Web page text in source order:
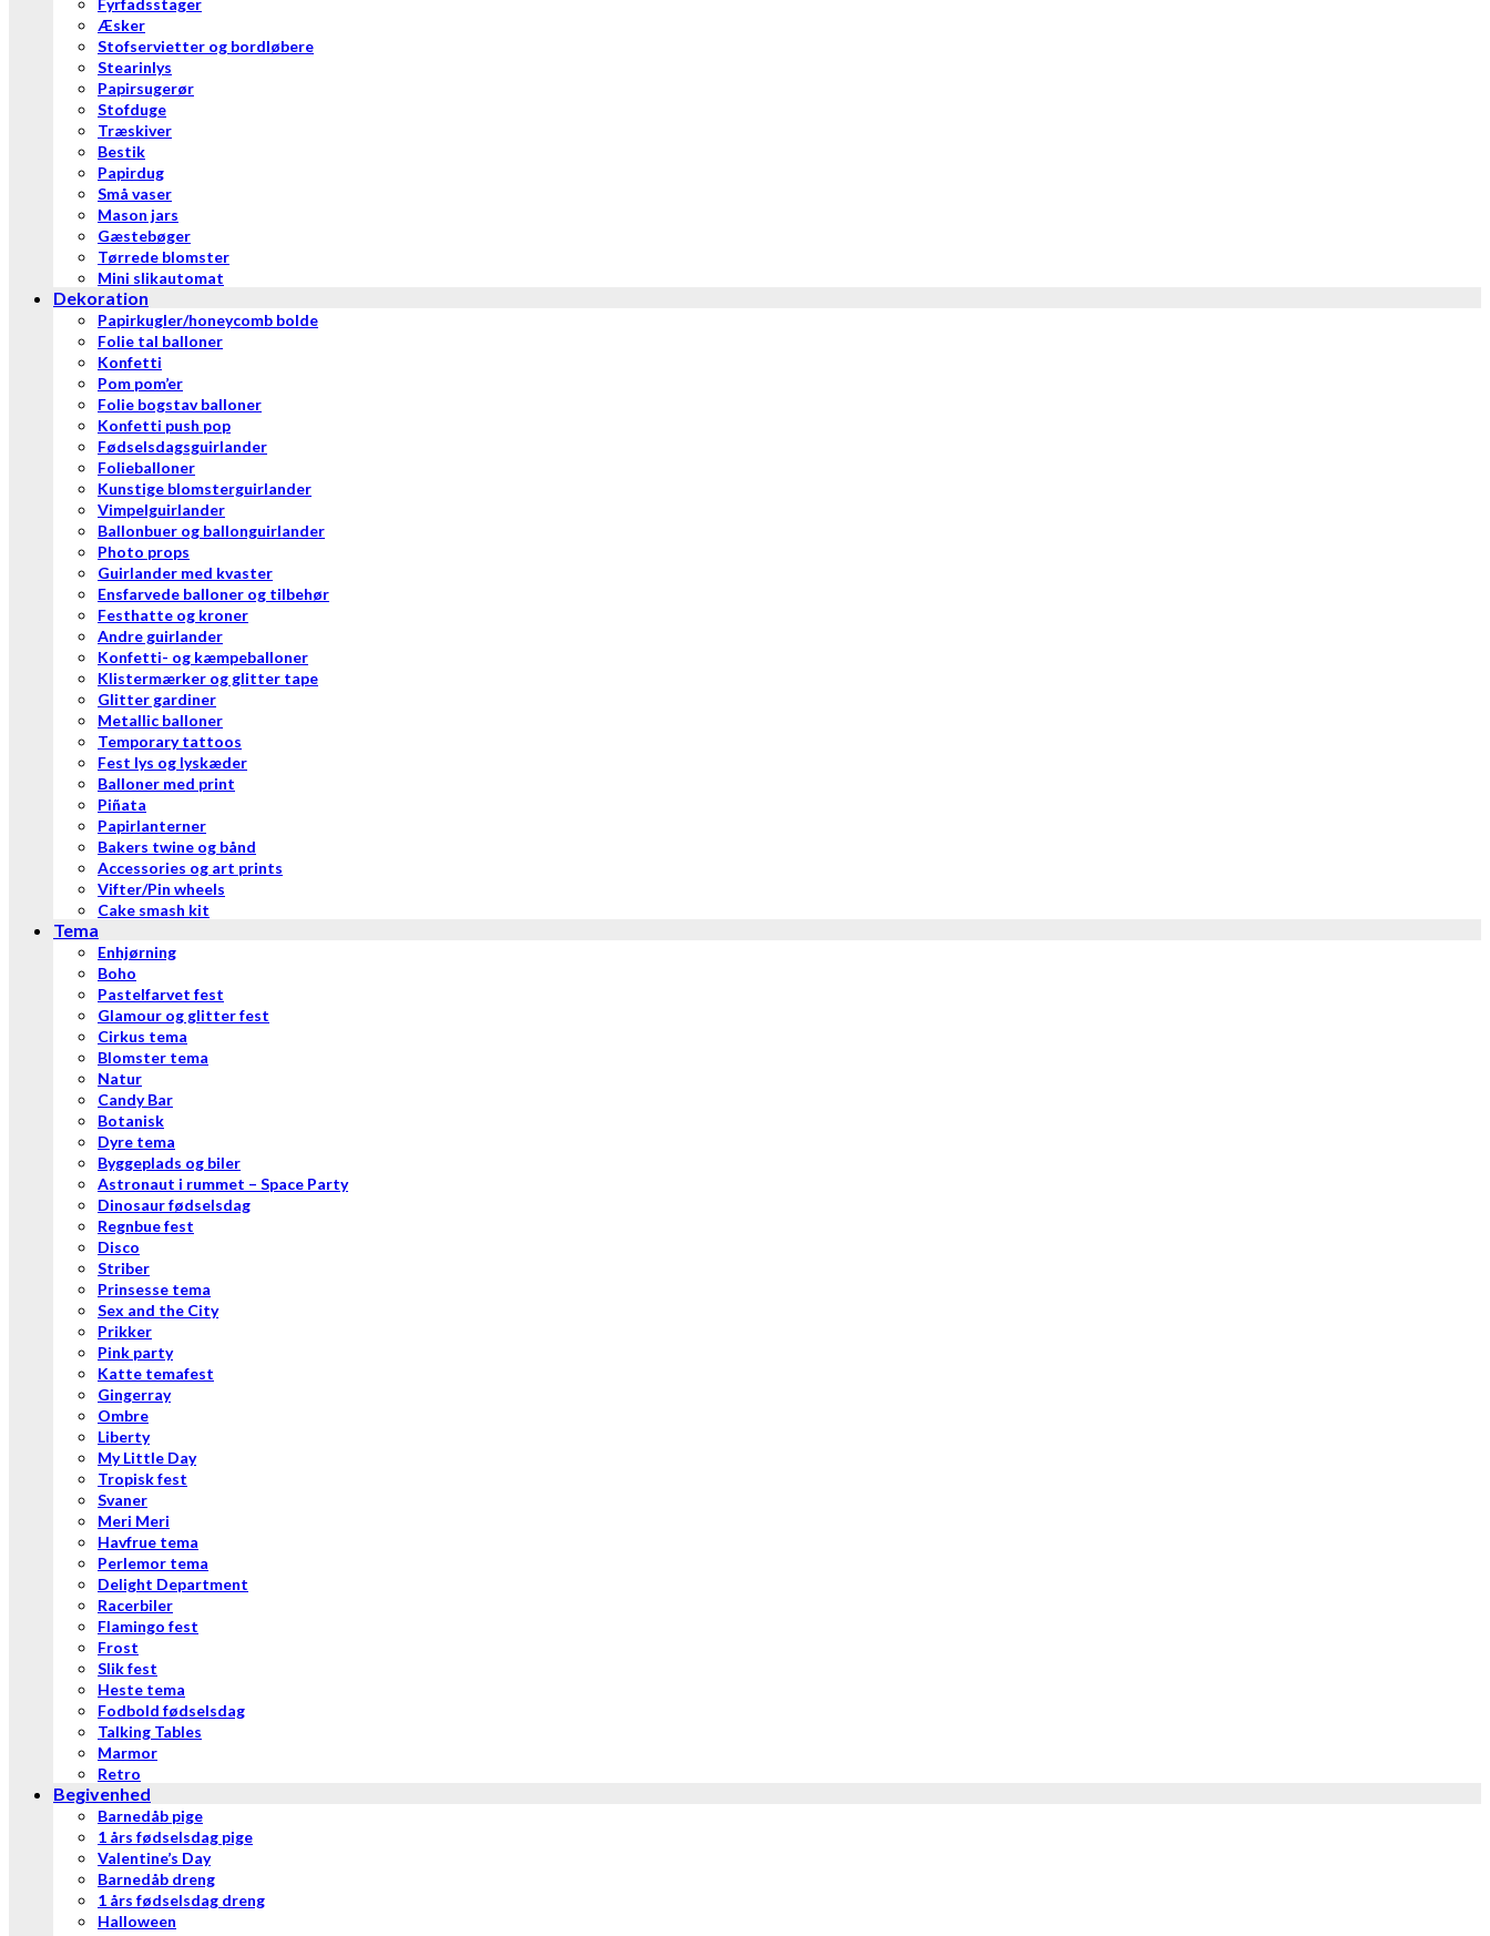
Fyrfadsstager
Æsker
Stofservietter og bordløbere
Stearinlys
Papirsugerør
Stofduge
Træskiver
Bestik
Papirdug
Små vaser
Mason jars
Gæstebøger
Tørrede blomster
Mini slikautomat
Dekoration
Papirkugler/honeycomb bolde
Folie tal balloner
Konfetti
Pom pom’er
Folie bogstav balloner
Konfetti push pop
Fødselsdagsguirlander
Folieballoner
Kunstige blomsterguirlander
Vimpelguirlander
Ballonbuer og ballonguirlander
Photo props
Guirlander med kvaster
Ensfarvede balloner og tilbehør
Festhatte og kroner
Andre guirlander
Konfetti- og kæmpeballoner
Klistermærker og glitter tape
Glitter gardiner
Metallic balloner
Temporary tattoos
Fest lys og lyskæder
Balloner med print
Piñata
Papirlanterner
Bakers twine og bånd
Accessories og art prints
Vifter/Pin wheels
Cake smash kit
Tema
Enhjørning
Boho
Pastelfarvet fest
Glamour og glitter fest
Cirkus tema
Blomster tema
Natur
Candy Bar
Botanisk
Dyre tema
Byggeplads og biler
Astronaut i rummet – Space Party
Dinosaur fødselsdag
Regnbue fest
Disco
Striber
Prinsesse tema
Sex and the City
Prikker
Pink party
Katte temafest
Gingerray
Ombre
Liberty
My Little Day
Tropisk fest
Svaner
Meri Meri
Havfrue tema
Perlemor tema
Delight Department
Racerbiler
Flamingo fest
Frost
Slik fest
Heste tema
Fodbold fødselsdag
Talking Tables
Marmor
Retro
Begivenhed
Barnedåb pige
1 års fødselsdag pige
Valentine’s Day
Barnedåb dreng
1 års fødselsdag dreng
Halloween